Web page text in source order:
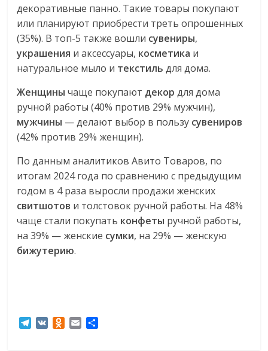
декоративные панно. Такие товары покупают
или планируют приобрести треть опрошенных
(35%). В топ-5 также вошли сувениры,
украшения и аксессуары, косметика и
натуральное мыло и текстиль для дома.
Женщины чаще покупают декор для дома
ручной работы (40% против 29% мужчин),
мужчины — делают выбор в пользу сувениров
(42% против 29% женщин).
По данным аналитиков Авито Товаров, по
итогам 2024 года по сравнению с предыдущим
годом в 4 раза выросли продажи женских
свитшотов и толстовок ручной работы. На 48%
чаще стали покупать конфеты ручной работы,
на 39% — женские сумки, на 29% — женскую
бижутерию.
T
O